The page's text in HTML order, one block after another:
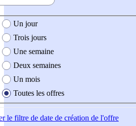
création de l'offre
Un jour
Trois jours
Une semaine
Deux semaines
Un mois
Toutes les offres
le filtre de date de création de l'offre